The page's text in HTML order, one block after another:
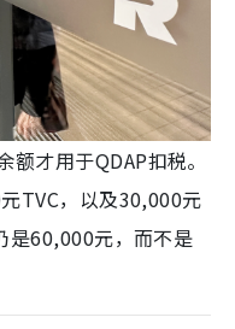
才用于QDAP扣税。
TVC，以及30,000元
是60,000元，而不是